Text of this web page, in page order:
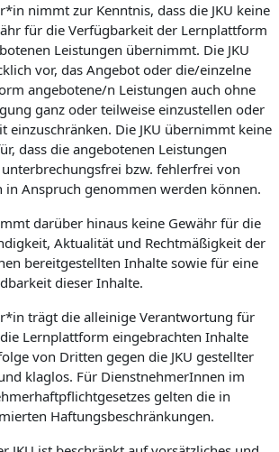
nimmt zur Kenntnis, dass die JKU keine
für die Verfügbarkeit der Lernplattform
Leistungen übernimmt. Die JKU
vor, das Angebot oder die/einzelne
angebotene/n Leistungen auch ohne
ganz oder teilweise einzustellen oder
einzuschränken. Die JKU übernimmt keine
dass die angebotenen Leistungen
bzw. fehlerfrei von
Anspruch genommen werden können.
darüber hinaus keine Gewähr für die
Aktualität und Rechtmäßigkeit der
bereitgestellten Inhalte sowie für eine
dieser Inhalte.
trägt die alleinige Verantwortung für
Lernplattform eingebrachten Inhalte
von Dritten gegen die JKU gestellter
klaglos. Für DienstnehmerInnen im
gelten die in
Haftungsbeschränkungen.